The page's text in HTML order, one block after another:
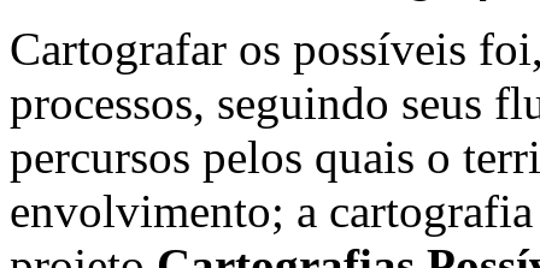
Cartografar os possíveis
processos, seguindo seus
percursos pelos quais o
envolvimento; a